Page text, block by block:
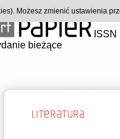
bieżące
Możesz zmienić ustawienia